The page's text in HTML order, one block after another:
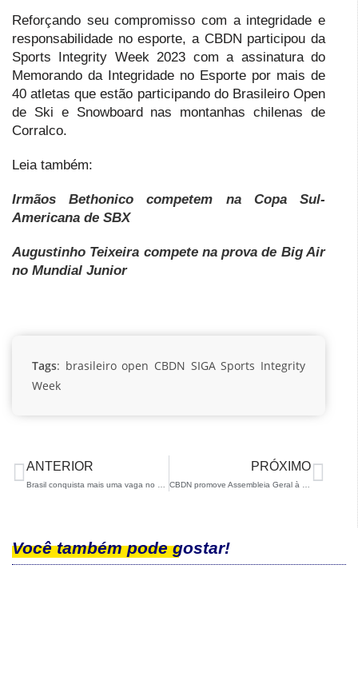
Reforçando seu compromisso com a integridade e
responsabilidade no esporte, a CBDN participou da
Sports Integrity Week 2023 com a assinatura do
Memorando da Integridade no Esporte por mais de
40 atletas que estão participando do Brasileiro Open
de Ski e Snowboard nas montanhas chilenas de
Corralco.
Leia também:
Irmãos Bethonico competem na Copa Sul-
Americana de SBX
Augustinho Teixeira compete na prova de Big Air
no Mundial Junior
Tags: brasileiro open CBDN SIGA Sports Integrity
Week
ANTERIOR
Brasil conquista mais uma vaga no YOG 2024
PRÓXIMO
CBDN promove Assembleia Geral à distância
Você também pode gostar!